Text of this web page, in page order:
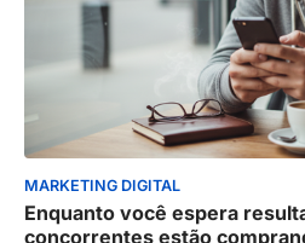
MARKETING DIGITAL
Enquanto você espera
concorrentes estão